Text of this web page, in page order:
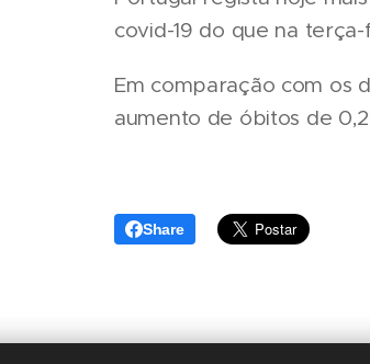
covid-19 do que na
Em comparação com os
aumento de óbitos de
Share